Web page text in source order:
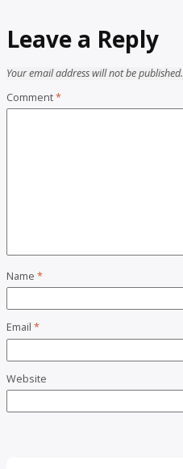
Leave a Reply
Your email address will not be published.
Comment*
Name *
Email *
Website